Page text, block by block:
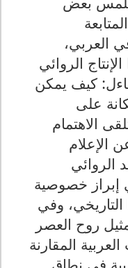
العربي،
الروائي
كيف يمكن
على
الاهتمام
الإعلام
الروائي
إبراز خصوصية
التاريخي، وفي
روح العصر
المقارنة